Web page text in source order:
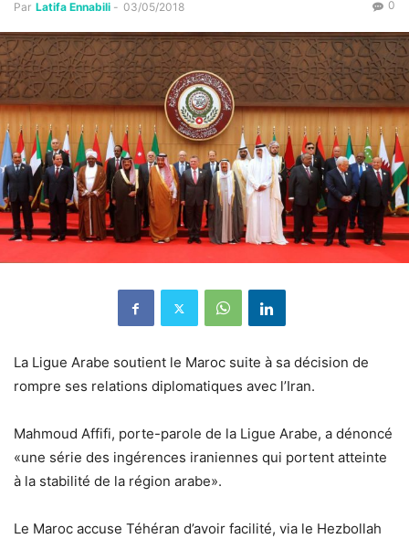
Par Latifa Ennabili - 03/05/2018 0
La Ligue Arabe soutient le Maroc suite à sa décision de
rompre ses relations diplomatiques avec l’Iran.
Mahmoud Affifi, porte-parole de la Ligue Arabe, a dénoncé
«une série des ingérences iraniennes qui portent atteinte
à la stabilité de la région arabe».
Le Maroc accuse Téhéran d’avoir facilité, via le Hezbollah